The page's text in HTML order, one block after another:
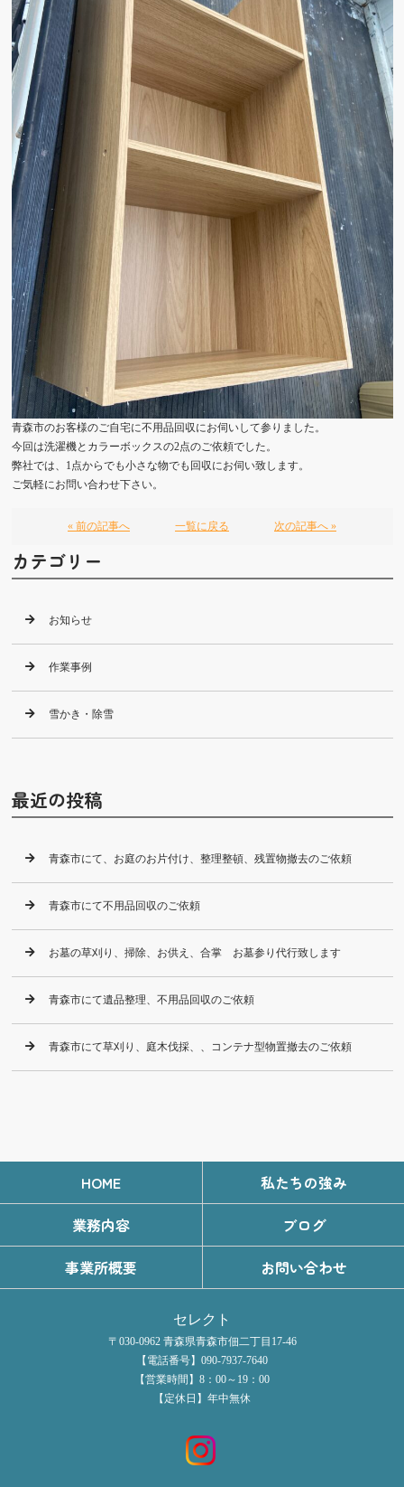
青森市のお客様のご自宅に不用品回収にお伺いして参りました。
今回は洗濯機とカラーボックスの2点のご依頼でした。
弊社では、1点からでも小さな物でも回収にお伺い致します。
ご気軽にお問い合わせ下さい。
« 前の記事へ 一覧に戻る 次の記事へ »
カテゴリー
お知らせ
作業事例
雪かき・除雪
最近の投稿
青森市にて、お庭のお片付け、整理整頓、残置物撤去のご依頼
青森市にて不用品回収のご依頼
お墓の草刈り、掃除、お供え、合掌 お墓参り代行致します
青森市にて遺品整理、不用品回収のご依頼
青森市にて草刈り、庭木伐採、、コンテナ型物置撤去のご依頼
HOME
私たちの強み
業務内容
ブログ
事業所概要
お問い合わせ
セレクト
〒030-0962 青森県青森市佃二丁目17-46
【電話番号】090-7937-7640
【営業時間】8：00～19：00
【定休日】年中無休